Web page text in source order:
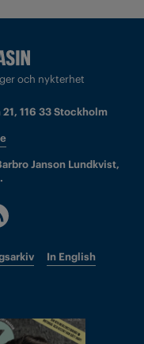
och nykterhet
116 33 Stockholm
Janson Lundkvist,
In English